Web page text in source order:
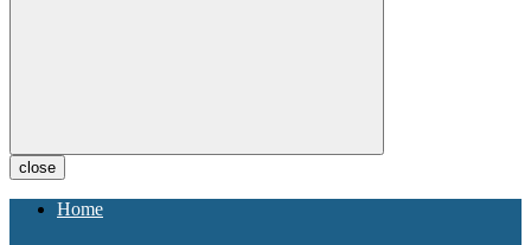
close
Home